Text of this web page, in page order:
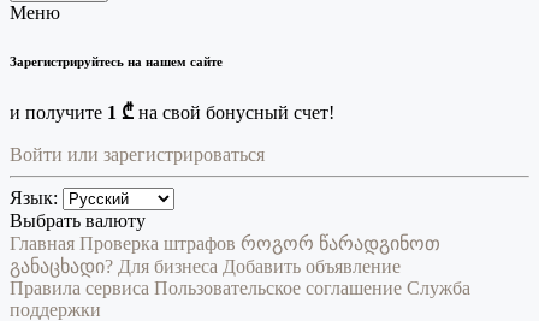
Меню
Зарегистрируйтесь на нашем сайте
и получите 1 ₾ на свой бонусный счет!
Войти или зарегистрироваться
Язык:
Выбрать валюту
Главная Проверка штрафов როგორ წარადგინოთ
განაცხადი? Для бизнеса Добавить объявление
Правила сервиса Пользовательское соглашение Служба
поддержки